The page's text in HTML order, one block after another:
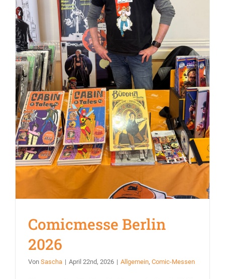
Comicmesse Berlin
2026
Von Sascha | April 22nd, 2026 | Allgemein, Comic-Messen